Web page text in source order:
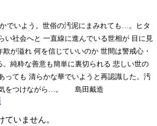
いよう。世俗の汚泥にまみれても…。ヒタ
い社会へと 一直線に進んでいる世相が 目に見
欺が溢れ 何を信じていいのか 世間は警戒心・
。純粋な善意も簡単に裏切られる 悲しい世の
っても 清らかな華でいようと再認識した。汚
気をつけながら…。 島田戴造
ていません。